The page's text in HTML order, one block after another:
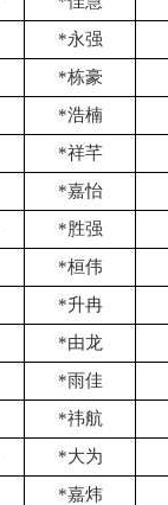
*永强
*栋豪
*浩楠
*祥芊
*嘉怡
*胜强
*桓伟
*升冉
*由龙
*雨佳
*祎航
*大为
*嘉炜